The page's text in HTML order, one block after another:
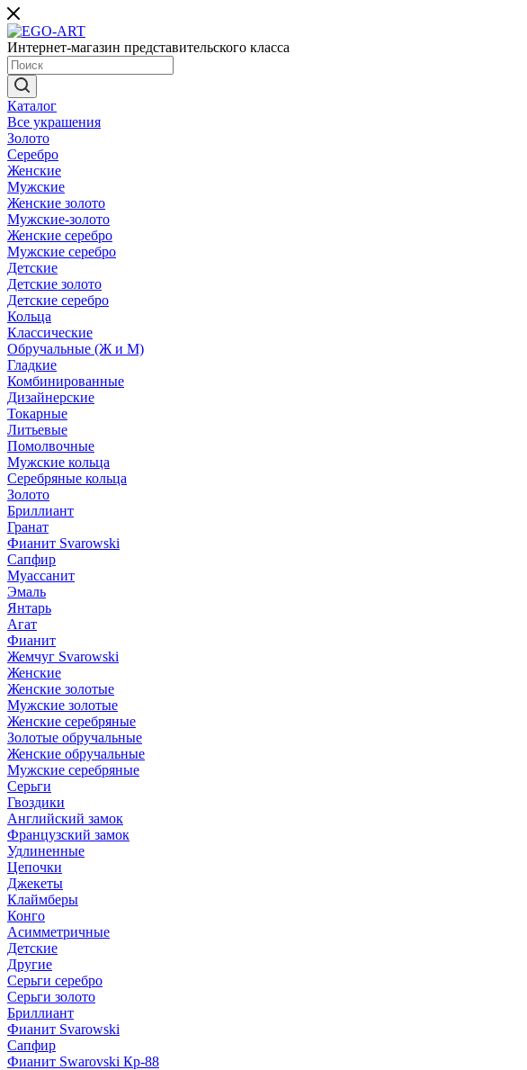
Интернет-магазин представительского класса
Каталог
Все украшения
Золото
Серебро
Женские
Мужские
Женские золото
Мужские-золото
Женские серебро
Мужские серебро
Детские
Детские золото
Детские серебро
Кольца
Классические
Обручальные (Ж и М)
Гладкие
Комбинированные
Дизайнерские
Токарные
Литьевые
Помолвочные
Мужские кольца
Серебряные кольца
Золото
Бриллиант
Гранат
Фианит Svarowski
Сапфир
Муассанит
Эмаль
Янтарь
Агат
Фианит
Жемчуг Svarowski
Женские
Женские золотые
Мужские золотые
Женские серебряные
Золотые обручальные
Женские обручальные
Мужские серебряные
Серьги
Гвоздики
Английский замок
Французский замок
Удлиненные
Цепочки
Джекеты
Клаймберы
Конго
Асимметричные
Детские
Другие
Серьги серебро
Серьги золото
Бриллиант
Фианит Svarowski
Сапфир
Фианит Swarovski Кр-88